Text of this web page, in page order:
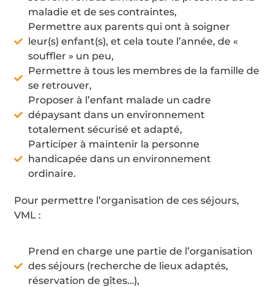
maladie et de ses contraintes,
Permettre aux parents qui ont à soigner
leur(s) enfant(s), et cela toute l’année, de «
souffler » un peu,
Permettre à tous les membres de la famille de
se retrouver,
Proposer à l’enfant malade un cadre
dépaysant dans un environnement
totalement sécurisé et adapté,
Participer à maintenir la personne
handicapée dans un environnement
ordinaire.
Pour permettre l’organisation de ces séjours,
VML :
Prend en charge une partie de l’organisation
des séjours (recherche de lieux adaptés,
réservation de gîtes…),